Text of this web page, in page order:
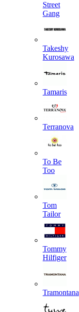
Street
Gang
Takeshy
Kurosawa
Tamaris
Terranova
To Be
Too
Tom
Tailor
Tommy
Hilfiger
Tramontana